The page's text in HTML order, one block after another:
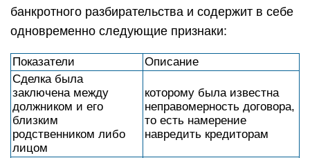
банкротного разбирательства и содержит в себе
одновременно следующие признаки:
Показатели
Описание
Сделка была
заключена между
должником и его
близким
родственником либо
лицом
которому была известна
неправомерность договора,
то есть намерение
навредить кредиторам